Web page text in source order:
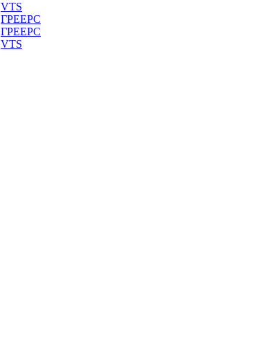
VTS
ГРЕЕРС
ГРЕЕРС
VTS